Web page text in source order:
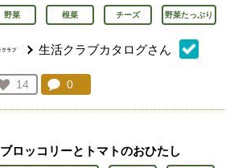
野菜 根菜 チーズ 野菜たっぷり
生活クラブカタログさん
お気に入り登録：
14
人が登録
コメント：
0
ブロッコリーとトマトのおひたし